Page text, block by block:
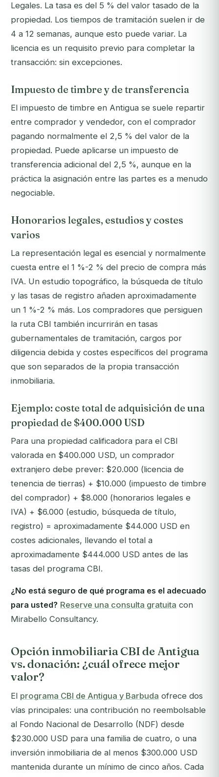
Legales. La tasa es del 5 % del valor tasado de la
propiedad. Los tiempos de tramitación suelen ir de
4 a 12 semanas, aunque esto puede variar. La
licencia es un requisito previo para completar la
transacción: sin excepciones.
Impuesto de timbre y de transferencia
El impuesto de timbre en Antigua se suele repartir
entre comprador y vendedor, con el comprador
pagando normalmente el 2,5 % del valor de la
propiedad. Puede aplicarse un impuesto de
transferencia adicional del 2,5 %, aunque en la
práctica la asignación entre las partes es a menudo
negociable.
Honorarios legales, estudios y costes
varios
La representación legal es esencial y normalmente
cuesta entre el 1 %-2 % del precio de compra más
IVA. Un estudio topográfico, la búsqueda de título
y las tasas de registro añaden aproximadamente
un 1 %-2 % más. Los compradores que persiguen
la ruta CBI también incurrirán en tasas
gubernamentales de tramitación, cargos por
diligencia debida y costes específicos del programa
que son separados de la propia transacción
inmobiliaria.
Ejemplo: coste total de adquisición de una
propiedad de $400.000 USD
Para una propiedad calificadora para el CBI
valorada en $400.000 USD, un comprador
extranjero debe prever: $20.000 (licencia de
tenencia de tierras) + $10.000 (impuesto de timbre
del comprador) + $8.000 (honorarios legales e
IVA) + $6.000 (estudio, búsqueda de título,
registro) = aproximadamente $44.000 USD en
costes adicionales, llevando el total a
aproximadamente $444.000 USD antes de las
tasas del programa CBI.
¿No está seguro de qué programa es el adecuado
para usted? Reserve una consulta gratuita con
Mirabello Consultancy.
Opción inmobiliaria CBI de Antigua
vs. donación: ¿cuál ofrece mejor
valor?
El programa CBI de Antigua y Barbuda ofrece dos
vías principales: una contribución no reembolsable
al Fondo Nacional de Desarrollo (NDF) desde
$230.000 USD para una familia de cuatro, o una
inversión inmobiliaria de al menos $300.000 USD
mantenida durante un mínimo de cinco años. Cada